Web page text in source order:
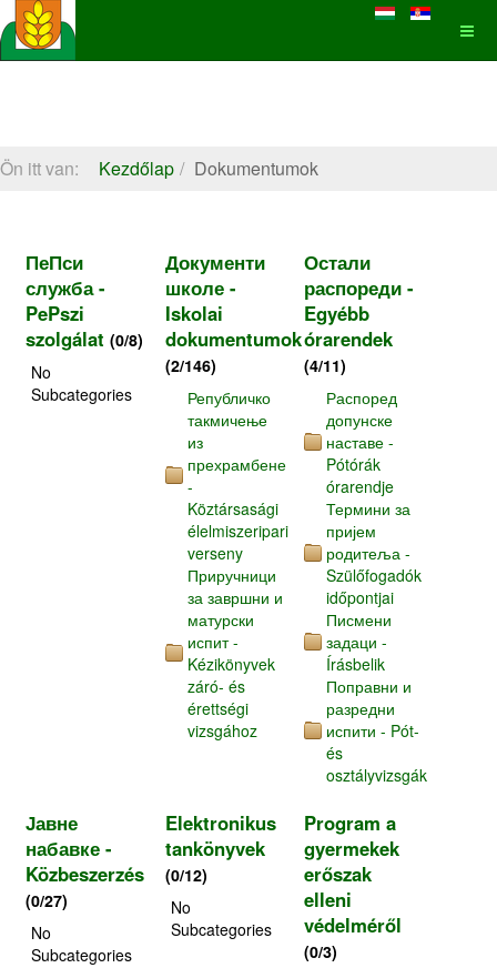
Ön itt van: Kezdőlap Dokumentumok
ПеПси
служба -
PePszi
szolgálat (0/8)
No
Subcategories
Документи
школе -
Iskolai
dokumentumok
(2/146)
Републичко
такмичење
из
прехрамбене
-
Köztársasági
élelmiszeripari
verseny
Приручници
за завршни и
матурски
испит -
Kézikönyvek
záró- és
érettségi
vizsgához
Остали
распореди -
Egyébb
órarendek
(4/11)
Распоред
допунске
наставе -
Pótórák
órarendje
Термини за
пријем
родитеља -
Szülőfogadók
időpontjai
Писмени
задаци -
Írásbelik
Поправни и
разредни
испити - Pót-
és
osztályvizsgák
Јавне
набавке -
Közbeszerzés
(0/27)
No
Subcategories
Elektronikus
tankönyvek
(0/12)
No
Subcategories
Program a
gyermekek
erőszak
elleni
védelméről
(0/3)